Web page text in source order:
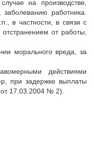
на производстве,
работника.
в частности, в связи с
от работы,
морального вреда, за
действиями
при задержке выплаты
17.03.2004 № 2).